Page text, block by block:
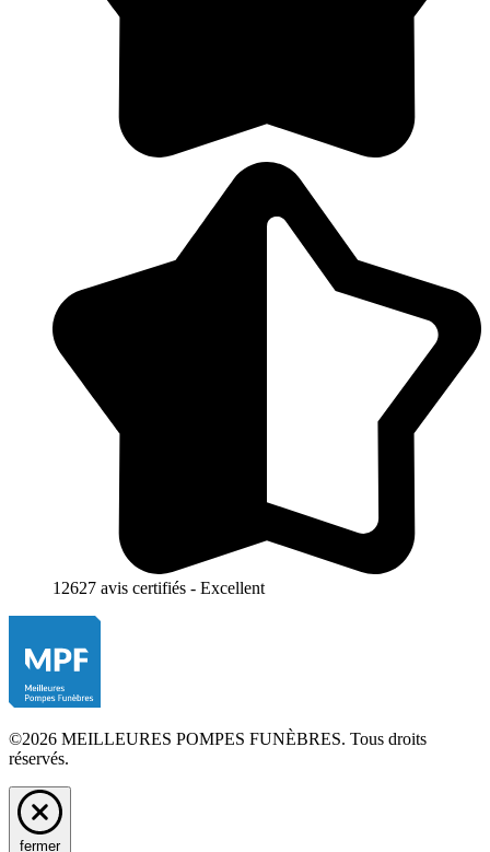
12627 avis certifiés - Excellent
©2026 MEILLEURES POMPES FUNÈBRES. Tous droits
réservés.
fermer